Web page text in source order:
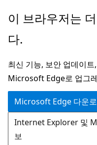
주
콘
츠
로
건
너
뛰
기
이 브라우저는
다.
최신 기능, 보안 업데이
Microsoft Edge로 업그
Microsoft Edge 다운
Internet Explorer 및
보